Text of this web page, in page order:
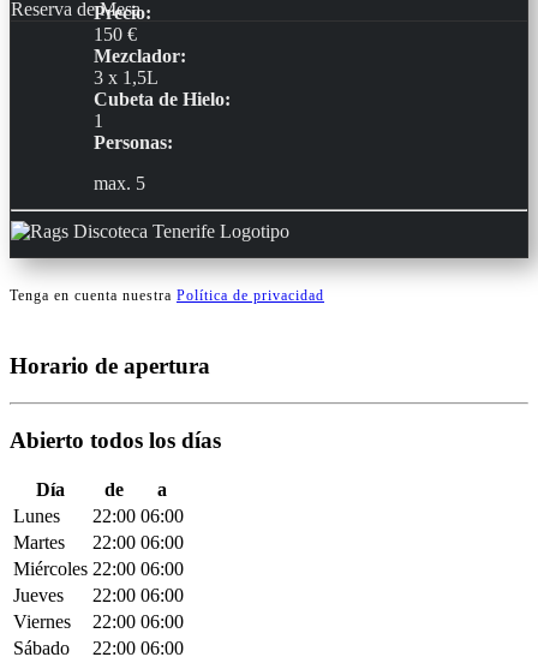
Precio:
150 €
Mezclador:
3 x 1,5L
Cubeta de Hielo:
1
Personas:
max. 5
Tenga en cuenta nuestra Política de privacidad
Horario de apertura
Abierto todos los días
Día de
a
Lunes
22:00 06:00
Martes
22:00 06:00
Miércoles 22:00 06:00
Jueves
22:00 06:00
Viernes
22:00 06:00
Sábado
22:00 06:00